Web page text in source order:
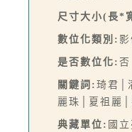
尺寸大小(長*
數位化類別:
是否數位化: 否
關鍵詞: 琦君│
麗珠│夏祖麗
典藏單位: 國